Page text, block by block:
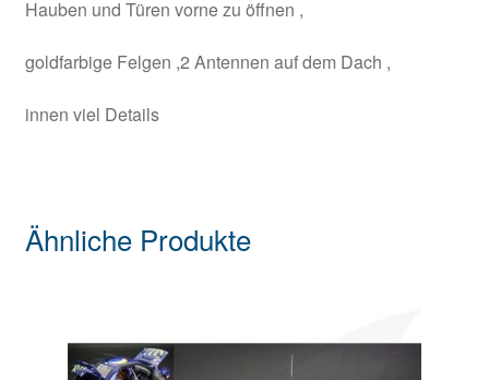
Hauben und Türen vorne zu öffnen ,
goldfarbige Felgen ,2 Antennen auf dem Dach ,
innen viel Details
Ähnliche Produkte